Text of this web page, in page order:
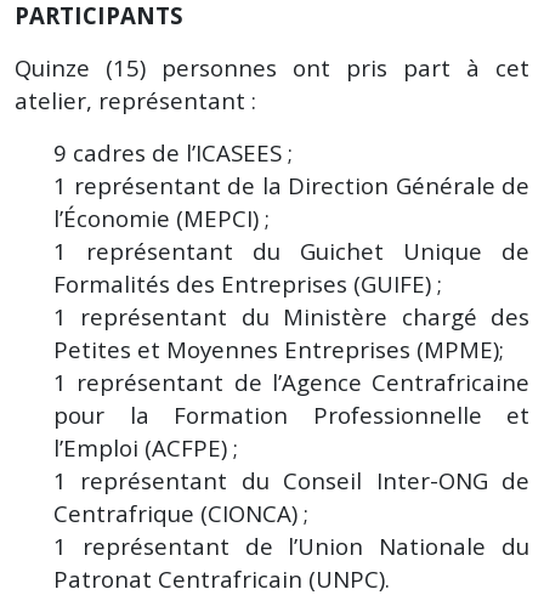
PARTICIPANTS
Quinze (15) personnes ont pris part à cet
atelier, représentant :
9 cadres de l’ICASEES ;
1 représentant de la Direction Générale de
l’Économie (MEPCI) ;
1 représentant du Guichet Unique de
Formalités des Entreprises (GUIFE) ;
1 représentant du Ministère chargé des
Petites et Moyennes Entreprises (MPME);
1 représentant de l’Agence Centrafricaine
pour la Formation Professionnelle et
l’Emploi (ACFPE) ;
1 représentant du Conseil Inter-ONG de
Centrafrique (CIONCA) ;
1 représentant de l’Union Nationale du
Patronat Centrafricain (UNPC).